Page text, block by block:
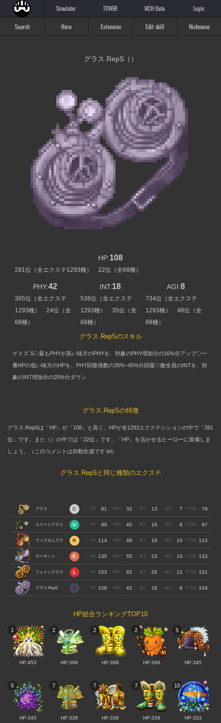
Simulator TOWER MCH Data Login
Search Hero Extension Edit skill Nickname
グラス.RepS（）
HP:108
281位（全エクステ1293種） 22位（全68種）
PHY:42
365位（全エクステ
1293種） 24位（全
68種）
INT:18
536位（全エクステ
1293種） 35位（全
68種）
AGI:8
734位（全エクステ
1293種） 48位（全
68種）
グラス.RepSのスキル
ゲイズ S◇最もPHYが高い味方のPHYを、対象のPHY増加分の16%分アップ◇一
番HPの低い味方のHPを、PHY回復係数の35%~45%分回復◇敵全員のINTを、対
象のINT増加分の25%分ダウン
グラス.RepSの特徴
グラス.RepSは「HP」が「108」と高く、HPが全1293エクステンションの中で「281
位」です。また（）の中では「22位」です。「HP」を活かせるヒーローに装備しま
しょう。（このコメントは自動生成です lol）
グラス.RepSと同じ種類のエクステ
グラス 81 32 13 7 79
エリートグラス 99 40 16 8 97
ウィズダムグラ
ス
114 48 19 10 115
ローネット 135 55 23 10 133
フォトングラス 153 62 26 12 151
グラス.RepS 108 42 18 8 104
HP総合ランキングTOP10
1
HP:453
2
HP:399
2
HP:399
2
HP:399
5
HP:345
5
HP:345
7
HP:339
7
HP:339
7
HP:339
10
HP:333